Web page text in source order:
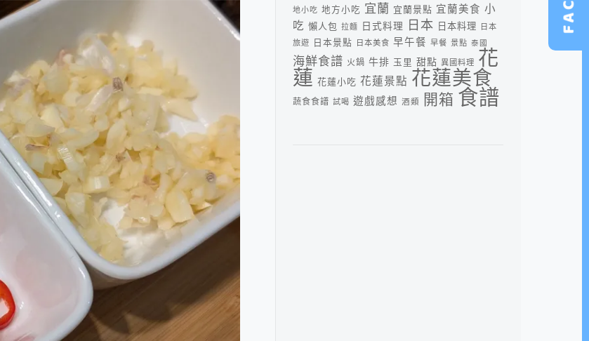
地小吃 地方小吃 宜蘭 宜蘭景點 宜蘭美食 小
吃 懶人包 拉麵 日式料理 日本 日本料理
日本
旅遊
日本景點 日本美食 早午餐 早餐 景點 泰國
海鮮食譜 火鍋 牛排 玉里 甜點 異國料理 花
蓮 花蓮小吃 花蓮景點 花蓮美食
蔬食食譜 試喝 遊戲感想 酒類 開箱 食譜